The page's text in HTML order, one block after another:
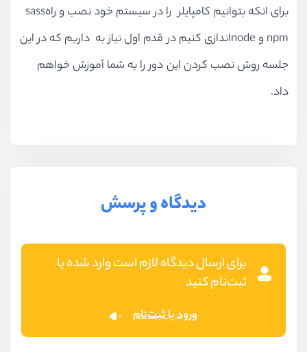
برای انکه بتوانیم کامپایلر sassرا در سیستم خود نصب و راه
اندازی کنیم در قدم اول نیاز بهnodeو npm
داریم که در این
جلسه روش نصب کردن این دور را به شما آموزش خواهم
داد.
دیدگاه و پرسش
برای ارسال دیدگاه لازم است وارد شده یا
ثبت‌نام کنید
ورود یا ثبت‌نام